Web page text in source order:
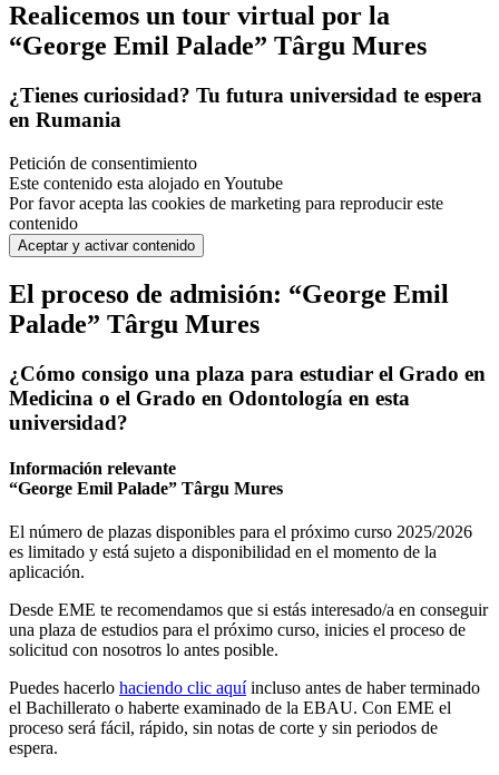
Realicemos un tour virtual por la
“George Emil Palade” Târgu Mures
¿Tienes curiosidad? Tu futura universidad te espera
en Rumania
Petición de consentimiento
Este contenido esta alojado en Youtube
Por favor acepta las cookies de marketing para reproducir este
contenido
Aceptar y activar contenido
El proceso de admisión: “George Emil
Palade” Târgu Mures
¿Cómo consigo una plaza para estudiar el Grado en
Medicina o el Grado en Odontología en esta
universidad?
Información relevante
“George Emil Palade” Târgu Mures
El número de plazas disponibles para el próximo curso 2025/2026
es limitado y está sujeto a disponibilidad en el momento de la
aplicación.
Desde EME te recomendamos que si estás interesado/a en conseguir
una plaza de estudios para el próximo curso, inicies el proceso de
solicitud con nosotros lo antes posible.
Puedes hacerlo haciendo clic aquí incluso antes de haber terminado
el Bachillerato o haberte examinado de la EBAU. Con EME el
proceso será fácil, rápido, sin notas de corte y sin periodos de
espera.